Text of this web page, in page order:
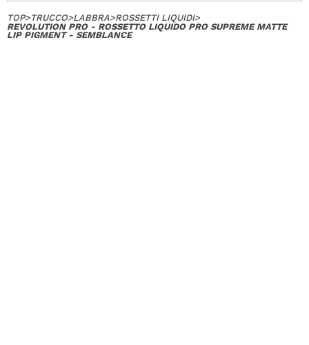
TOP>TRUCCO>LABBRA>ROSSETTI LIQUIDI>
REVOLUTION PRO - ROSSETTO LIQUIDO PRO SUPREME MATTE
LIP PIGMENT - SEMBLANCE